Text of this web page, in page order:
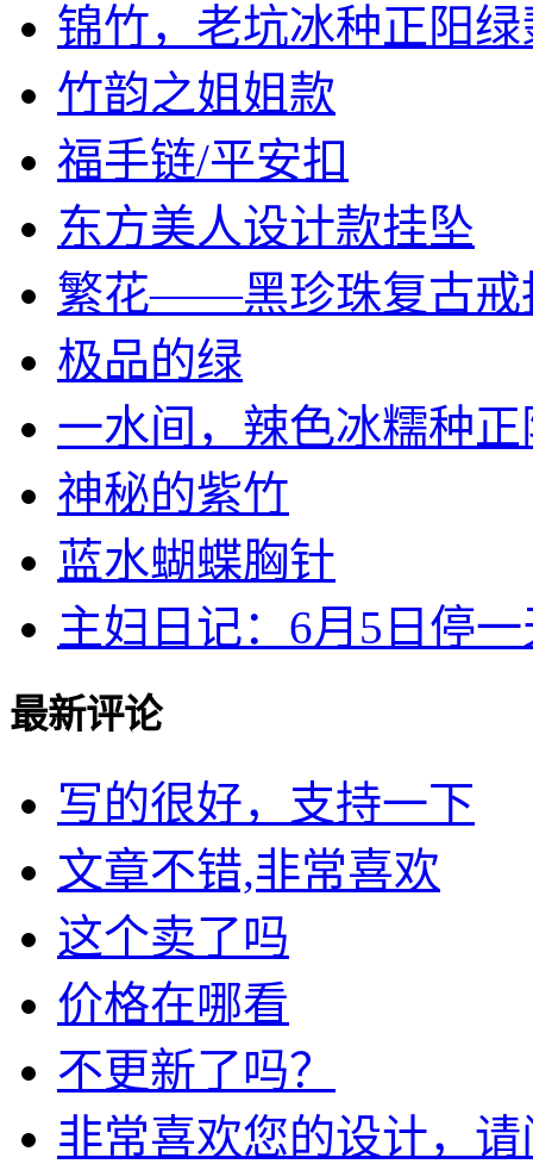
锦竹，老坑冰种正阳绿
竹韵之姐姐款
福手链/平安扣
东方美人设计款挂坠
繁花——黑珍珠复古戒
极品的绿
一水间，辣色冰糯种正
神秘的紫竹
蓝水蝴蝶胸针
主妇日记：6月5日停一
最新评论
写的很好，支持一下
文章不错,非常喜欢
这个卖了吗
价格在哪看
不更新了吗？
非常喜欢您的设计，请